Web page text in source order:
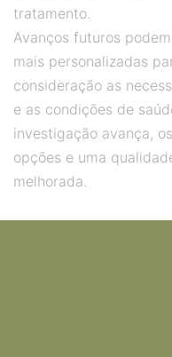
tratamento.
Avanços futuros
mais personalizadas
consideração as
e as condições de
investigação avança,
opções e uma
melhorada.